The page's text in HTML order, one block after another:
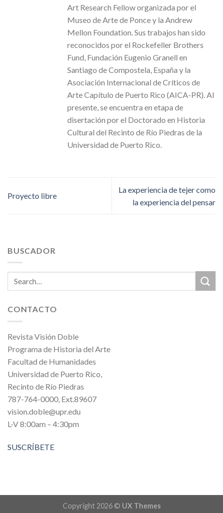
Art Research Fellow organizada por el
Museo de Arte de Ponce y la Andrew
Mellon Foundation. Sus trabajos han sido
reconocidos por el Rockefeller Brothers
Fund, Fundación Eugenio Granell en
Santiago de Compostela, España y la
Asociación Internacional de Críticos de
Arte Capítulo de Puerto Rico (AICA-PR). Al
presente, se encuentra en etapa de
disertación por el Doctorado en Historia
Cultural del Recinto de Río Piedras de la
Universidad de Puerto Rico.
Proyecto libre
La experiencia de tejer como
la experiencia del pensar
BUSCADOR
CONTACTO
Revista Visión Doble
Programa de Historia del Arte
Facultad de Humanidades
Universidad de Puerto Rico,
Recinto de Río Piedras
787-764-0000, Ext.89607
vision.doble@upr.edu
L-V 8:00am – 4:30pm
SUSCRÍBETE
Copyright 2026 © UX Themes